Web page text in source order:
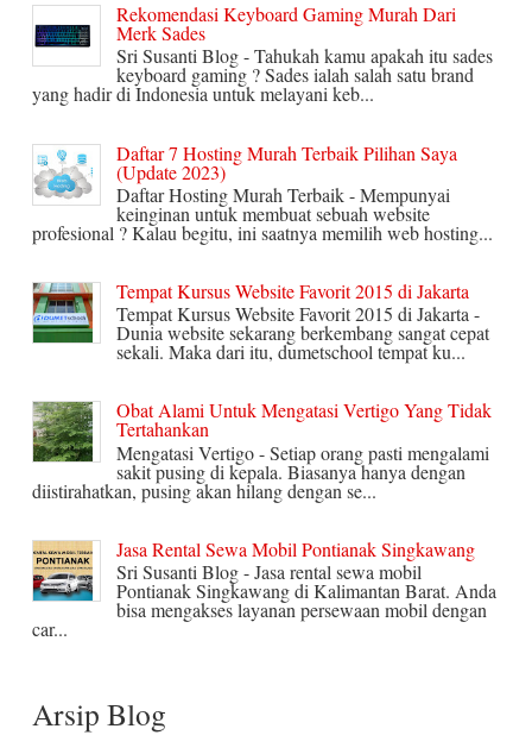
Rekomendasi Keyboard Gaming Murah Dari
Merk Sades
Sri Susanti Blog - Tahukah kamu apakah itu sades
keyboard gaming ? Sades ialah salah satu brand
yang hadir di Indonesia untuk melayani keb...
Daftar 7 Hosting Murah Terbaik Pilihan Saya
(Update 2023)
Daftar Hosting Murah Terbaik - Mempunyai
keinginan untuk membuat sebuah website
profesional ? Kalau begitu, ini saatnya memilih web hosting...
Tempat Kursus Website Favorit 2015 di Jakarta
Tempat Kursus Website Favorit 2015 di Jakarta -
Dunia website sekarang berkembang sangat cepat
sekali. Maka dari itu, dumetschool tempat ku...
Obat Alami Untuk Mengatasi Vertigo Yang Tidak
Tertahankan
Mengatasi Vertigo - Setiap orang pasti mengalami
sakit pusing di kepala. Biasanya hanya dengan
diistirahatkan, pusing akan hilang dengan se...
Jasa Rental Sewa Mobil Pontianak Singkawang
Sri Susanti Blog - Jasa rental sewa mobil
Pontianak Singkawang di Kalimantan Barat. Anda
bisa mengakses layanan persewaan mobil dengan
car...
Arsip Blog